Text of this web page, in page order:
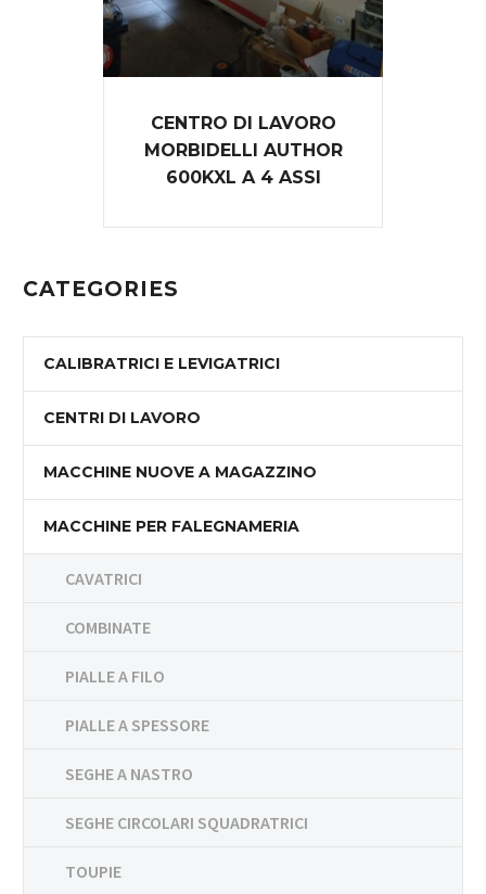
CENTRO DI LAVORO
MORBIDELLI AUTHOR
600KXL A 4 ASSI
CATEGORIES
CALIBRATRICI E LEVIGATRICI
CENTRI DI LAVORO
MACCHINE NUOVE A MAGAZZINO
MACCHINE PER FALEGNAMERIA
CAVATRICI
COMBINATE
PIALLE A FILO
PIALLE A SPESSORE
SEGHE A NASTRO
SEGHE CIRCOLARI SQUADRATRICI
TOUPIE